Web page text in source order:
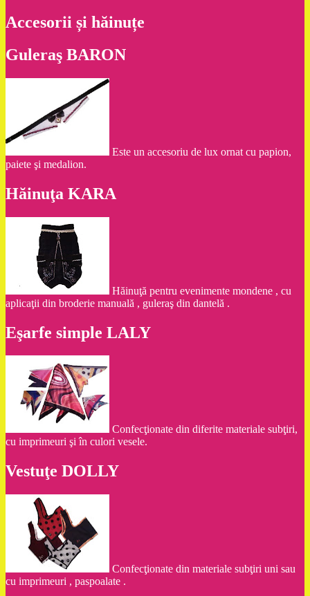
Accesorii și hăinuțe
Guleraş BARON
Este un accesoriu de lux ornat cu papion,
paiete şi medalion.
Hăinuţa KARA
Hăinuţă pentru evenimente mondene , cu
aplicaţii din broderie manuală , guleraş din dantelă .
Eşarfe simple LALY
Confecţionate din diferite materiale subţiri,
cu imprimeuri şi în culori vesele.
Vestuţe DOLLY
Confecţionate din materiale subţiri uni sau
cu imprimeuri , paspoalate .